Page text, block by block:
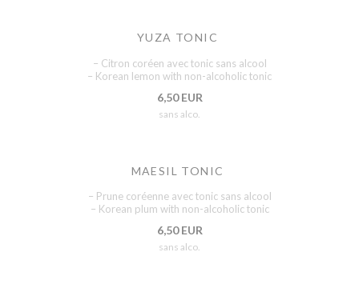
YUZA TONIC
– Citron coréen avec tonic sans alcool
– Korean lemon with non-alcoholic tonic
6,50 EUR
sans alco.
MAESIL TONIC
– Prune coréenne avec tonic sans alcool
– Korean plum with non-alcoholic tonic
6,50 EUR
sans alco.